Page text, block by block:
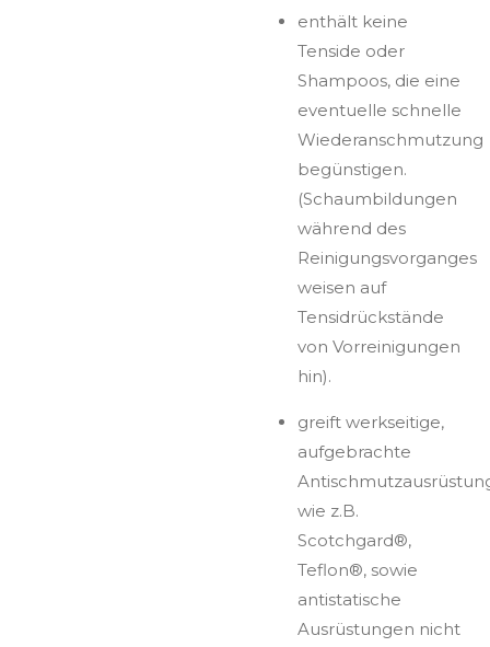
enthält keine
Tenside oder
Shampoos, die eine
eventuelle schnelle
Wiederanschmutzung
begünstigen.
(Schaumbildungen
während des
Reinigungsvorganges
weisen auf
Tensidrückstände
von Vorreinigungen
hin).
greift werkseitige,
aufgebrachte
wie z.B.
Scotchgard®,
Teflon®, sowie
antistatische
Ausrüstungen nicht